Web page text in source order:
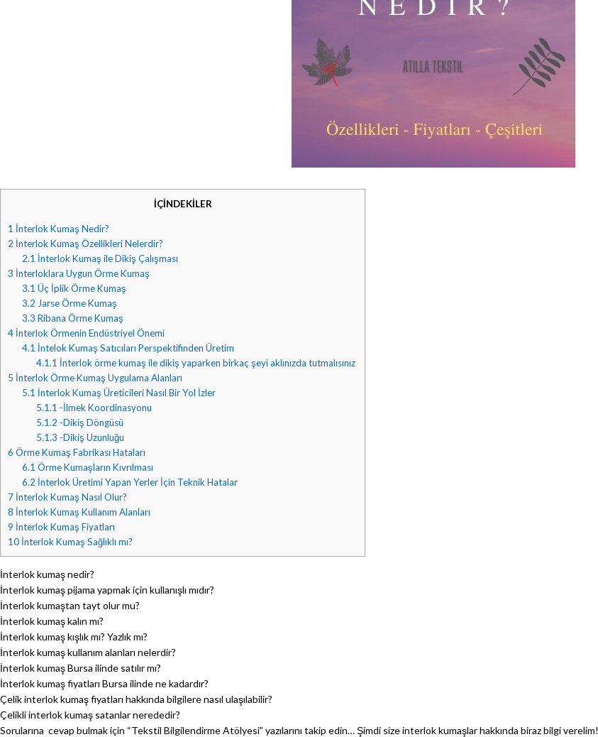
İÇİNDEKİLER
1 İnterlok Kumaş Nedir?
2 İnterlok Kumaş Özellikleri Nelerdir?
2.1 İnterlok Kumaş ile Dikiş Çalışması
3 İnterloklara Uygun Örme Kumaş
3.1 Üç İplik Örme Kumaş
3.2 Jarse Örme Kumaş
3.3 Ribana Örme Kumaş
4 İnterlok Örmenin Endüstriyel Önemi
4.1 İntelok Kumaş Satıcıları Perspektifinden Üretim
4.1.1 İnterlok örme kumaş ile dikiş yaparken birkaç şeyi aklınızda tutmalısınız
5 İnterlok Örme Kumaş Uygulama Alanları
5.1 İnterlok Kumaş Üreticileri Nasıl Bir Yol İzler
5.1.1 -İlmek Koordinasyonu
5.1.2 -Dikiş Döngüsü
5.1.3 -Dikiş Uzunluğu
6 Örme Kumaş Fabrikası Hataları
6.1 Örme Kumaşların Kıvrılması
6.2 İnterlok Üretimi Yapan Yerler İçin Teknik Hatalar
7 İnterlok Kumaş Nasıl Olur?
8 İnterlok Kumaş Kullanım Alanları
9 İnterlok Kumaş Fiyatları
10 İnterlok Kumaş Sağlıklı mı?
İnterlok kumaş nedir?
İnterlok kumaş pijama yapmak için kullanışlı mıdır?
İnterlok kumaştan tayt olur mu?
İnterlok kumaş kalın mı?
İnterlok kumaş kışlık mı? Yazlık mı?
İnterlok kumaş kullanım alanları nelerdir?
İnterlok kumaş Bursa ilinde satılır mı?
İnterlok kumaş fiyatları Bursa ilinde ne kadardır?
Çelik interlok kumaş fiyatları hakkında bilgilere nasıl ulaşılabilir?
Çelikli interlok kumaş satanlar nerededir?
Sorularına cevap bulmak için “Tekstil Bilgilendirme Atölyesi” yazılarını takip edin… Şimdi size interlok kumaşlar hakkında biraz bilgi verelim!